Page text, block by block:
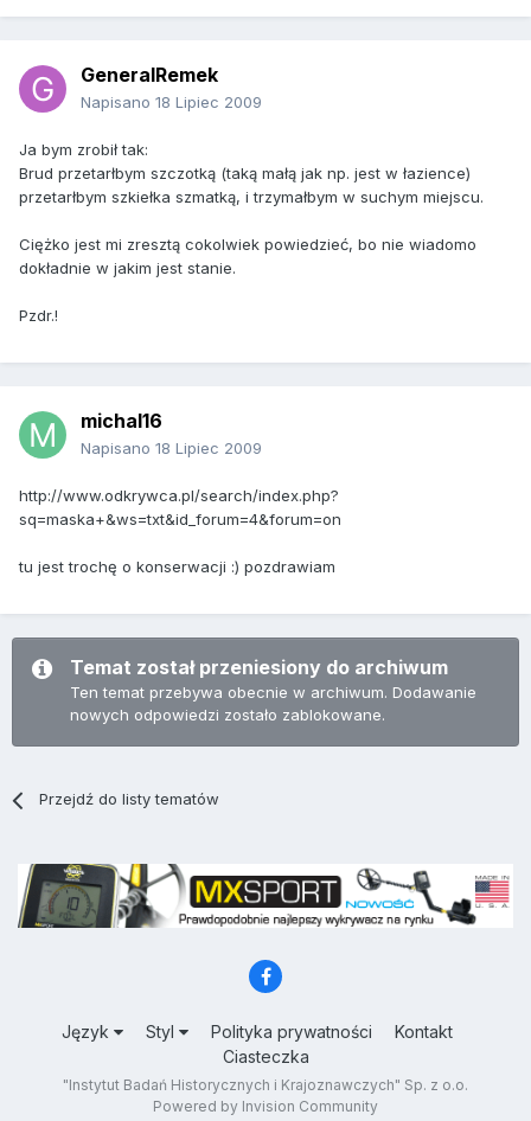
GeneralRemek
Napisano 18 Lipiec 2009
Ja bym zrobił tak:
Brud przetarłbym szczotką (taką małą jak np. jest w łazience)
przetarłbym szkiełka szmatką, i trzymałbym w suchym miejscu.
Ciężko jest mi zresztą cokolwiek powiedzieć, bo nie wiadomo
dokładnie w jakim jest stanie.
Pzdr.!
michal16
Napisano 18 Lipiec 2009
http://www.odkrywca.pl/search/index.php?
sq=maska+&ws=txt&id_forum=4&forum=on
tu jest trochę o konserwacji :) pozdrawiam
Temat został przeniesiony do archiwum
Ten temat przebywa obecnie w archiwum. Dodawanie
nowych odpowiedzi zostało zablokowane.
Przejdź do listy tematów
Język Styl Polityka prywatności
Kontakt
Ciasteczka
"Instytut Badań Historycznych i Krajoznawczych" Sp. z o.o.
Powered by Invision Community